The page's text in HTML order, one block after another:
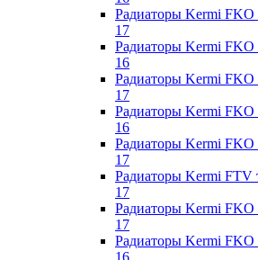
Радиаторы Kermi FKO
17
Радиаторы Kermi FKO
16
Радиаторы Kermi FKO
17
Радиаторы Kermi FKO
16
Радиаторы Kermi FKO
17
Радиаторы Kermi FTV
17
Радиаторы Kermi FKO
17
Радиаторы Kermi FKO
16